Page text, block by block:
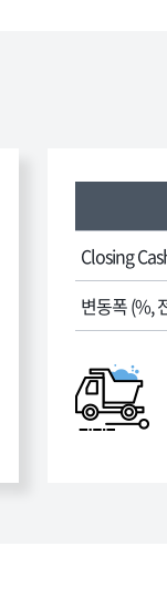
금
속
거
래
국
제
가
Closing
변동폭 (%,